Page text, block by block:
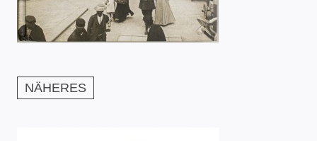
NÄHERES